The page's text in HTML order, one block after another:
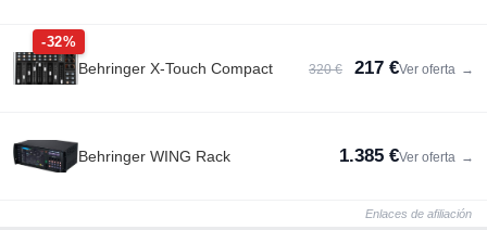
-32%
Behringer X-Touch Compact 320 € 217 €Ver oferta →
Behringer WING Rack 1.385 €Ver oferta →
Enlaces de afiliación